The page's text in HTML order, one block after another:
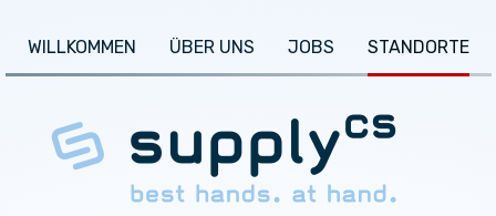
WILLKOMMEN ÜBER UNS JOBS STANDORTE